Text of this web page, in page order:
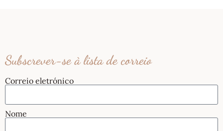
Subscrever-se à lista de correio
Correio eletrónico
Nome